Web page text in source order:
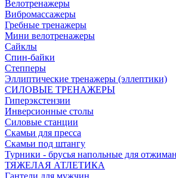
Велотренажеры
Вибромассажеры
Гребные тренажеры
Мини велотренажеры
Сайклы
Спин-байки
Степперы
Эллиптические тренажеры (эллептики)
СИЛОВЫЕ ТРЕНАЖЕРЫ
Гиперэкстензии
Инверсионные столы
Силовые станции
Скамьи для пресса
Скамьи под штангу
Турники - брусья напольные для
ТЯЖЕЛАЯ АТЛЕТИКА
Гантели для мужчин